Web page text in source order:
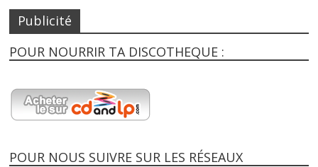
Publicité
POUR NOURRIR TA DISCOTHEQUE :
POUR NOUS SUIVRE SUR LES RÉSEAUX